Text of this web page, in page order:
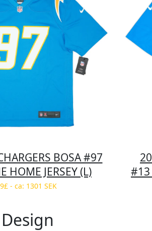
BOSA #97
HOME JERSEY (L)
- ca: 1301 SEK
#13